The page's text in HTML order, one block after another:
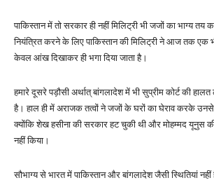
पाकिस्तान में तो सरकार ही नहीं मिलिट्री भी जजों का भाग्य तय
नियंत्रित करने के लिए पाकिस्तान की मिलिट्री ने आज तक एक
केवल आंख दिखाकर ही भगा दिया जाता है।
हमारे दूसरे पड़ौसी अर्थात् बांगलादेश में भी सुप्रीम कोर्ट की
है। हाल ही में अराजक तत्वों ने जजों के घरों का घेराव करके उनसे
क्योंकि शेख हसीना की सरकार हट चुकी थी और मोहम्मद यूनुस
नहीं किया।
सौभाग्य से भारत में पाकिस्तान और बांगलादेश जैसी स्थितियां